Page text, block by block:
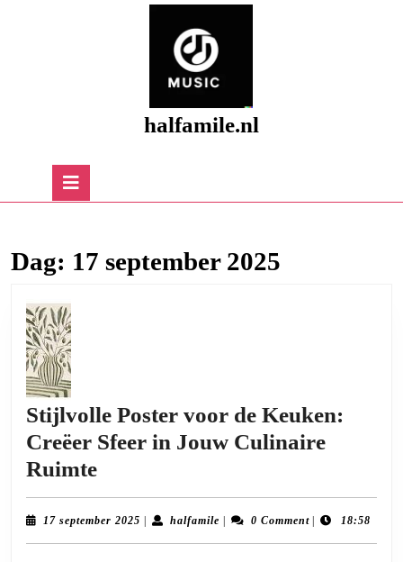
halfamile.nl
Dag: 17 september 2025
Stijlvolle Poster voor de Keuken:
Creëer Sfeer in Jouw Culinaire
RuimteStijlvolle
Poster
voor
de
17 september 2025 17
halfamilehalfamile0 Comment 18:58